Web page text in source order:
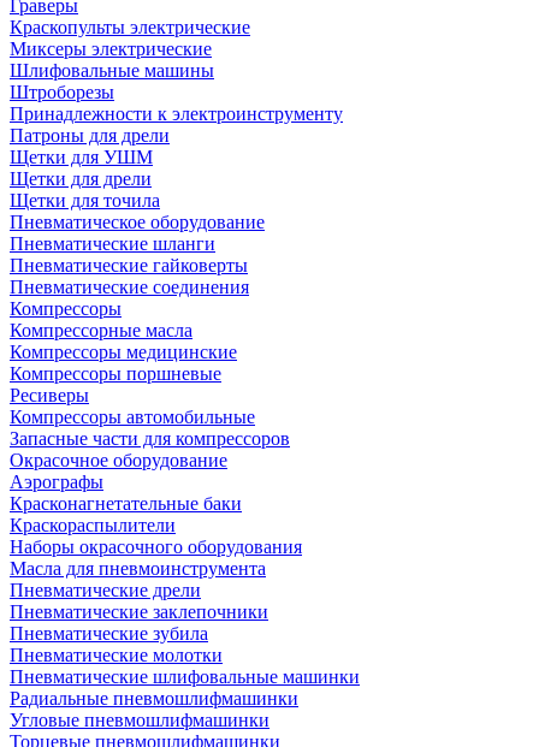
Граверы
Краскопульты электрические
Миксеры электрические
Шлифовальные машины
Штроборезы
Принадлежности к электроинструменту
Патроны для дрели
Щетки для УШМ
Щетки для дрели
Щетки для точила
Пневматическое оборудование
Пневматические шланги
Пневматические гайковерты
Пневматические соединения
Компрессоры
Компрессорные масла
Компрессоры медицинские
Компрессоры поршневые
Ресиверы
Компрессоры автомобильные
Запасные части для компрессоров
Окрасочное оборудование
Аэрографы
Красконагнетательные баки
Краскораспылители
Наборы окрасочного оборудования
Масла для пневмоинструмента
Пневматические дрели
Пневматические заклепочники
Пневматические зубила
Пневматические молотки
Пневматические шлифовальные машинки
Радиальные пневмошлифмашинки
Угловые пневмошлифмашинки
Торцевые пневмошлифмашинки